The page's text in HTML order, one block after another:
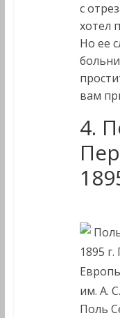
с
хотел
Но ее
вам
4.
1895 г.
им. А.
Поль